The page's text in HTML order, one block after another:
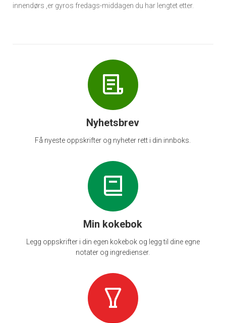
innendørs ,er gyros fredags-middagen du har lengtet etter.
Nyhetsbrev
Få nyeste oppskrifter og nyheter rett i din innboks.
Min kokebok
Legg oppskrifter i din egen kokebok og legg til dine egne
notater og ingredienser.